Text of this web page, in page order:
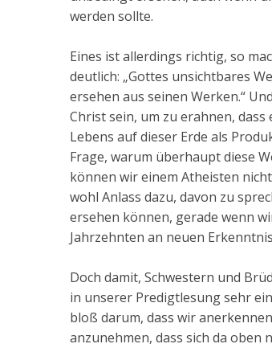
werden sollte.
Eines ist allerdings richtig, so
deutlich: „Gottes unsichtbares
ersehen aus seinen Werken.“
Christ sein, um zu erahnen,
Lebens auf dieser Erde als
Frage, warum überhaupt diese
können wir einem Atheisten
wohl Anlass dazu, davon zu
ersehen können, gerade wenn
Jahrzehnten an neuen
Doch damit, Schwestern und
in unserer Predigtlesung sehr
bloß darum, dass wir
anzunehmen, dass sich da